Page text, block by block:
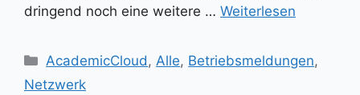
dringend noch eine weitere … Weiterlesen
Kategorien
AcademicCloud,Alle, Betriebsmeldungen,
Netzwerk